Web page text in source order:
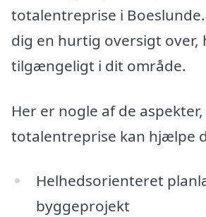
totalentreprise i
dig en hurtig oversigt over,
tilgængeligt i dit område.
Her er nogle af de
totalentreprise kan hjælpe
Helhedsorienteret
byggeprojekt